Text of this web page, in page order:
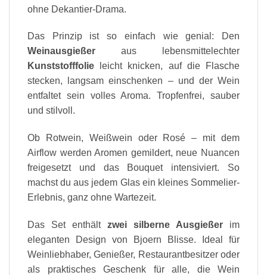
ohne Dekantier-Drama.
Das Prinzip ist so einfach wie genial: Den
Weinausgießer aus lebensmittelechter
Kunststofffolie leicht knicken, auf die Flasche
stecken, langsam einschenken – und der Wein
entfaltet sein volles Aroma. Tropfenfrei, sauber
und stilvoll.
Ob Rotwein, Weißwein oder Rosé – mit dem
Airflow werden Aromen gemildert, neue Nuancen
freigesetzt und das Bouquet intensiviert. So
machst du aus jedem Glas ein kleines Sommelier-
Erlebnis, ganz ohne Wartezeit.
Das Set enthält zwei silberne Ausgießer im
eleganten Design von Bjoern Blisse. Ideal für
Weinliebhaber, Genießer, Restaurantbesitzer oder
als praktisches Geschenk für alle, die Wein